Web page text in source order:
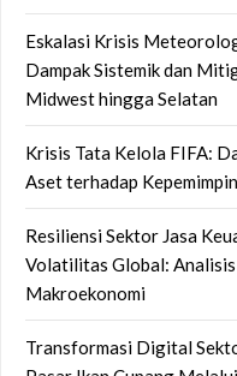
Eskalasi Krisis
Dampak Sistemik dan
Midwest hingga Selatan
Krisis Tata Kelola FIFA:
Aset terhadap
Resiliensi Sektor Jasa
Volatilitas Global:
Makroekonomi
Transformasi Digital